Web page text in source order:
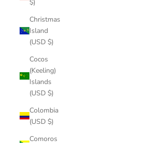
$)
Christmas
Island
(USD $)
Cocos
(Keeling)
Islands
(USD $)
Colombia
(USD $)
Comoros